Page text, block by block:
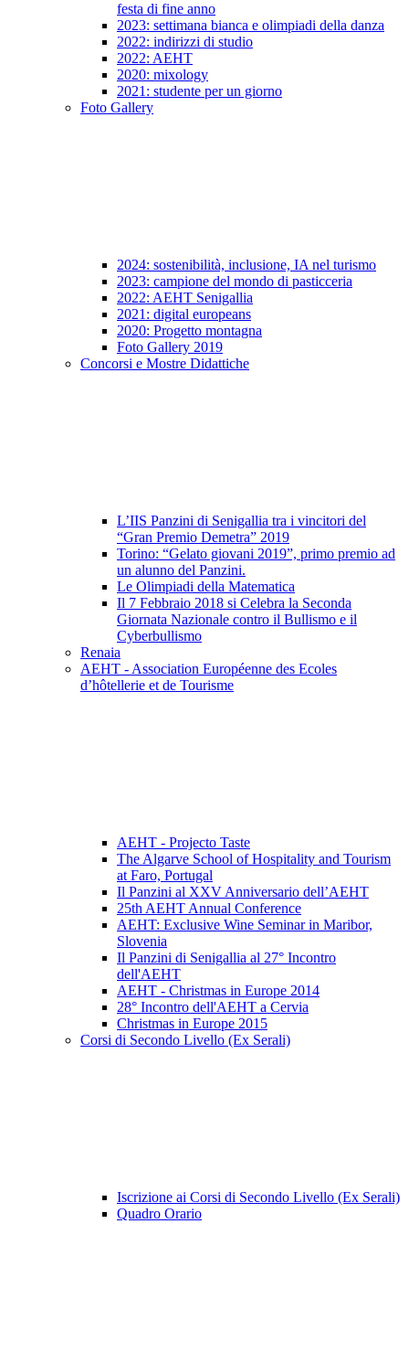
festa di fine anno
2023: settimana bianca e olimpiadi della danza
2022: indirizzi di studio
2022: AEHT
2020: mixology
2021: studente per un giorno
Foto Gallery
2024: sostenibilità, inclusione, IA nel turismo
2023: campione del mondo di pasticceria
2022: AEHT Senigallia
2021: digital europeans
2020: Progetto montagna
Foto Gallery 2019
Concorsi e Mostre Didattiche
L’IIS Panzini di Senigallia tra i vincitori del
“Gran Premio Demetra” 2019
Torino: “Gelato giovani 2019”, primo premio ad
un alunno del Panzini.
Le Olimpiadi della Matematica
Il 7 Febbraio 2018 si Celebra la Seconda
Giornata Nazionale contro il Bullismo e il
Cyberbullismo
Renaia
AEHT - Association Européenne des Ecoles
d’hôtellerie et de Tourisme
AEHT - Projecto Taste
The Algarve School of Hospitality and Tourism
at Faro, Portugal
Il Panzini al XXV Anniversario dell’AEHT
25th AEHT Annual Conference
AEHT: Exclusive Wine Seminar in Maribor,
Slovenia
Il Panzini di Senigallia al 27° Incontro
dell'AEHT
AEHT - Christmas in Europe 2014
28° Incontro dell'AEHT a Cervia
Christmas in Europe 2015
Corsi di Secondo Livello (Ex Serali)
Iscrizione ai Corsi di Secondo Livello (Ex Serali)
Quadro Orario